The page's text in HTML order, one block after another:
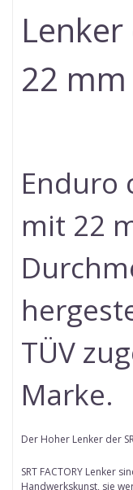
22 mm
Enduro
mit 22
TÜV
Marke.
Der Hoher Lenker der
SRT FACTORY Lenker
Handwerkskunst, sie